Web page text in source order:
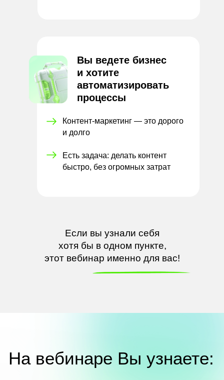
Вы ведете бизнес
и хотите
автоматизировать
процессы
Если вы узнали себя
хотя бы в одном пункте,
этот вебинар именно для вас!
Контент-маркетинг — это дорого
и долго
Есть задача: делать контент
быстро, без огромных затрат
На вебинаре Вы узнаете: